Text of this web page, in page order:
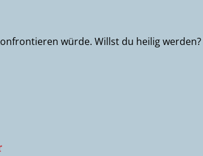
würde. Willst du heilig